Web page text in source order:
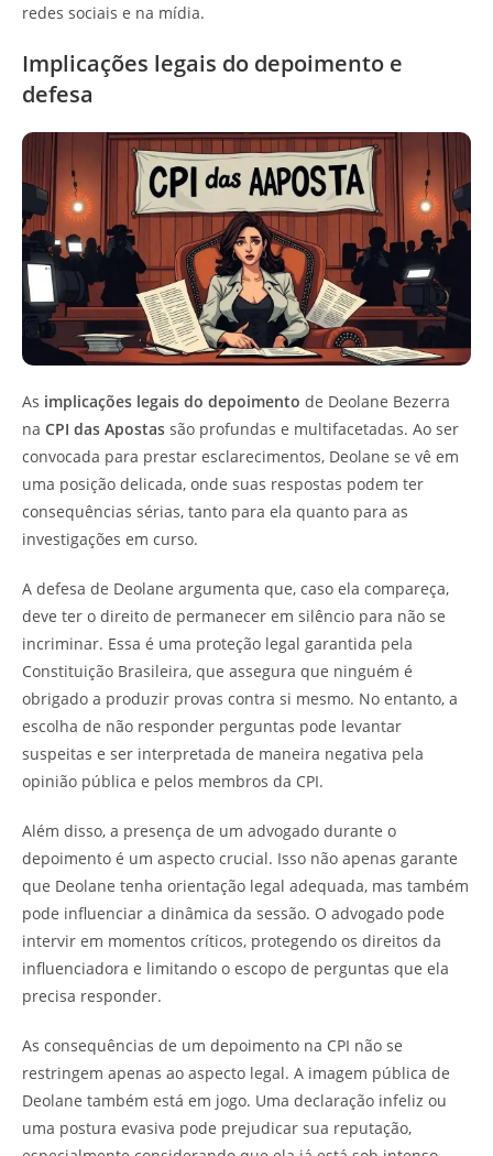
redes sociais e na mídia.
Implicações legais do depoimento e
defesa
As implicações legais do depoimento de Deolane Bezerra
na CPI das Apostas são profundas e multifacetadas. Ao ser
convocada para prestar esclarecimentos, Deolane se vê em
uma posição delicada, onde suas respostas podem ter
consequências sérias, tanto para ela quanto para as
investigações em curso.
A defesa de Deolane argumenta que, caso ela compareça,
deve ter o direito de permanecer em silêncio para não se
incriminar. Essa é uma proteção legal garantida pela
Constituição Brasileira, que assegura que ninguém é
obrigado a produzir provas contra si mesmo. No entanto, a
escolha de não responder perguntas pode levantar
suspeitas e ser interpretada de maneira negativa pela
opinião pública e pelos membros da CPI.
Além disso, a presença de um advogado durante o
depoimento é um aspecto crucial. Isso não apenas garante
que Deolane tenha orientação legal adequada, mas também
pode influenciar a dinâmica da sessão. O advogado pode
intervir em momentos críticos, protegendo os direitos da
influenciadora e limitando o escopo de perguntas que ela
precisa responder.
As consequências de um depoimento na CPI não se
restringem apenas ao aspecto legal. A imagem pública de
Deolane também está em jogo. Uma declaração infeliz ou
uma postura evasiva pode prejudicar sua reputação,